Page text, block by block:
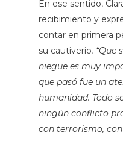
En ese sentido,
recibimiento y
contar en primera
su cautiverio. “Que
niegue es muy
que pasó fue un
humanidad. Todo
ningún conflicto
con terrorismo,